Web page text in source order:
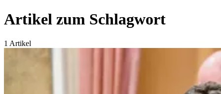
Artikel zum Schlagwort
1 Artikel